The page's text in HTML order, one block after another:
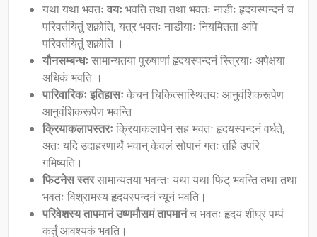
यथा यथा भवतः वयः भवति तथा तथा भवतः नाडीः हृदयस्पन्दनं च
परिवर्तयितुं शक्नोति, यत्र भवतः नाडीयाः नियमितता अपि
परिवर्तयितुं शक्नोति ।
यौनसम्बन्धः सामान्यतया पुरुषाणां हृदयस्पन्दनं स्त्रियाः अपेक्षया
अधिकं भवति ।
पारिवारिकः इतिहासः केचन चिकित्सास्थितयः आनुवंशिकरूपेण
आनुवंशिकरूपेण भवन्ति
क्रियाकलापस्तरः क्रियाकलापेन सह भवतः हृदयस्पन्दनं वर्धते,
अतः यदि उदाहरणार्थं भवान् केवलं सोपानं गतः तर्हि उपरि
गमिष्यति।
फिटनेस स्तरसामान्यतया भवन्तः यथा यथा फिट् भवन्ति तथा तथा
भवतः विश्रामस्य हृदयस्पन्दनं न्यूनं भवति।
परिवेशस्य तापमानं उष्णमौसमं तापमानंच भवतः हृदयं शीघ्रं पम्पं
कर्तुं आवश्यकं भवति।